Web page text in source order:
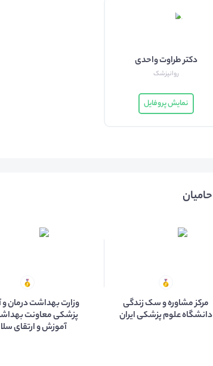
دکتر طراوت واحدی
روانپزشک
نمایش پروفایل
حامیان
مرکز مشاوره و سک زندگی
دانشگاه علوم پزشکی ایران
وزارت بهداشت درمان
پزشکی معاونت
آموزش و ارتقای